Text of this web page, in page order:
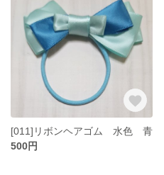
[011]リボンヘアゴム 水色 青
500円